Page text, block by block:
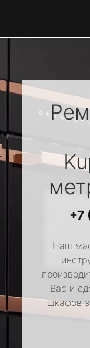
+7
Наш
Вас и
шкафов